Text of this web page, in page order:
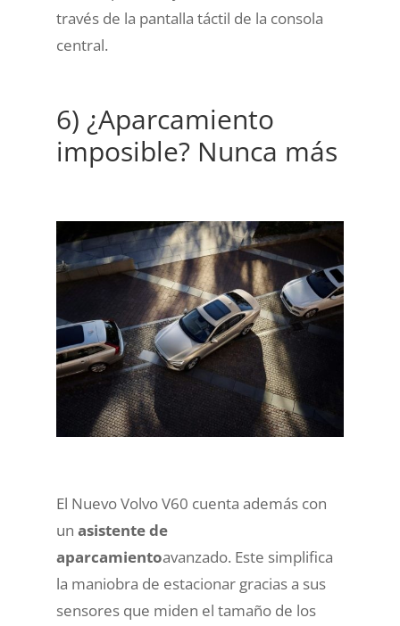
través de la pantalla táctil de la consola
central.
6) ¿Aparcamiento
imposible? Nunca más
El Nuevo Volvo V60 cuenta además con
un asistente de
aparcamientoavanzado. Este simplifica
la maniobra de estacionar gracias a sus
sensores que miden el tamaño de los